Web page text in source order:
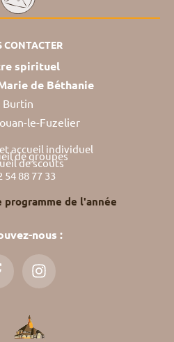
CONTACTER
spirituel
de Béthanie
Burtin
le-Fuzelier
accueil individuel
de groupes
de scouts
54 88 77 33
de l'année
nous :